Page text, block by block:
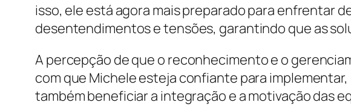
isso, ele está agora mais preparado para enfrentar
desentendimentos e tensões, garantindo que as
A percepção de que o reconhecimento e o
com que Michele esteja confiante para
também beneficiar a integração e a motivação das